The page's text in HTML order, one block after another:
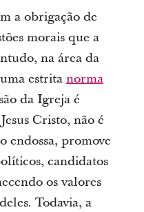
a obrigação de
morais que a
na área da
estrita norma
da Igreja é
Cristo, não é
endossa, promove
candidatos
os valores
Todavia, a